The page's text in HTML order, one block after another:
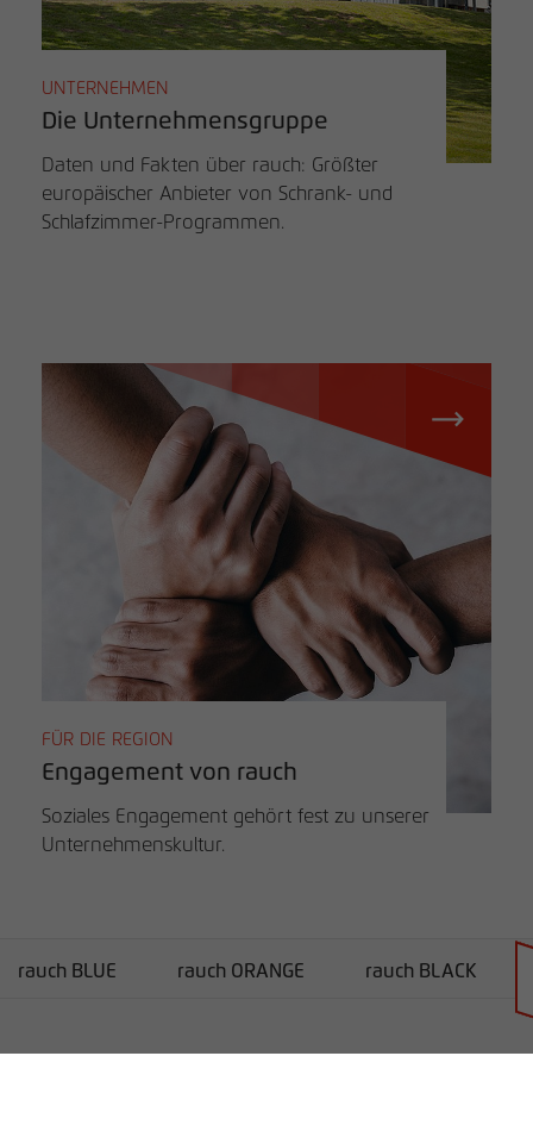
UNTERNEHMEN
Die Unternehmensgruppe
Daten und Fakten über rauch: Größter
europäischer Anbieter von Schrank- und
Schlafzimmer-Programmen.
FÜR DIE REGION
Engagement von rauch
Soziales Engagement gehört fest zu unserer
Unternehmenskultur.
rauch BLUE rauch ORANGE rauch BLACK